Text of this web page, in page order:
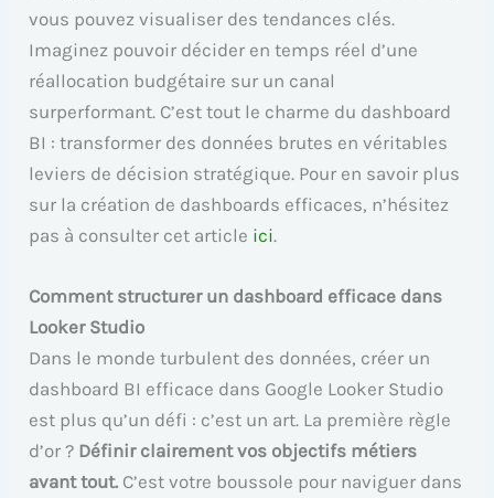
vous pouvez visualiser des tendances clés.
Imaginez pouvoir décider en temps réel d’une
réallocation budgétaire sur un canal
surperformant. C’est tout le charme du dashboard
BI : transformer des données brutes en véritables
leviers de décision stratégique. Pour en savoir plus
sur la création de dashboards efficaces, n’hésitez
pas à consulter cet article ici.
Comment structurer un dashboard efficace dans
Looker Studio
Dans le monde turbulent des données, créer un
dashboard BI efficace dans Google Looker Studio
est plus qu’un défi : c’est un art. La première règle
d’or ? Définir clairement vos objectifs métiers
avant tout. C’est votre boussole pour naviguer dans